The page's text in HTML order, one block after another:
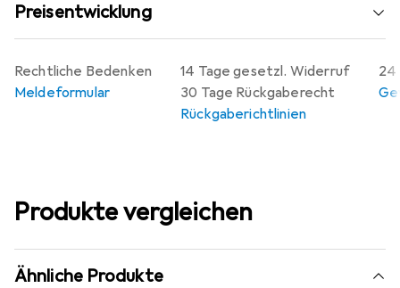
Preisentwicklung
14 Tage gesetzl. Widerruf
30 Tage Rückgaberecht
Rückgaberichtlinien
24
Rechtliche Bedenken
Meldeformular
Produkte vergleichen
Ähnliche Produkte